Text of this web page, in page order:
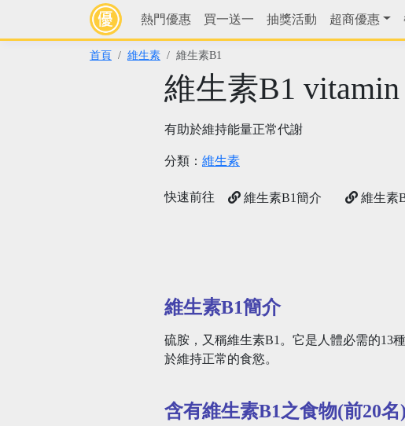
熱門優惠 買一送一 抽獎活動 超商優惠
首頁 維生素 維生素B1
維生素B1 vitamin
有助於維持能量正常代謝
分類： 維生素
快速前往 維生素B1簡介 維生素
維生素B1簡介
硫胺，又稱維生素B1。它是人體必需的13
於維持正常的食慾。
含有維生素B1之食物(前20名)